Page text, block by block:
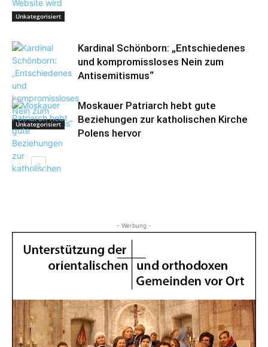
Unkategorisiert
Unkategorisiert
Kardinal Schönborn: „Entschiedenes
und kompromissloses Nein zum
Antisemitismus“
Moskauer Patriarch hebt gute
Beziehungen zur katholischen Kirche
Polens hervor
- Werbung -